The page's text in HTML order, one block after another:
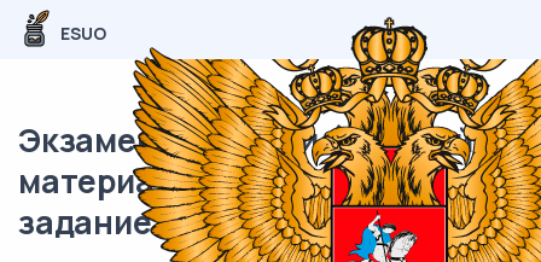
ESUO
Экзаменационный (типовой)
материал ЕГЭ / База / 14
задание (24) / 137